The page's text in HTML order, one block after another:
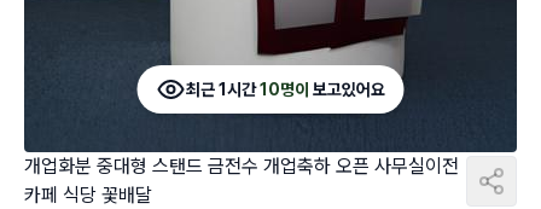
최근 1시간 10명이 보고있어요
개업화분 중대형 스탠드 금전수 개업축하 오픈 사무실이전
카페 식당 꽃배달